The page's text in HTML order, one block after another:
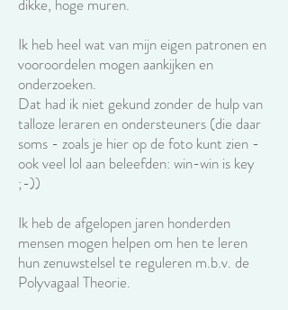
dikke, hoge muren.
Ik heb heel wat van mijn eigen patronen en
vooroordelen mogen aankijken en
onderzoeken.
Dat had ik niet gekund zonder de hulp van
talloze leraren en ondersteuners (die daar
soms - zoals je hier op de foto kunt zien -
ook veel lol aan beleefden: win-win is key
;-))
Ik heb de afgelopen jaren honderden
mensen mogen helpen om hen te leren
hun zenuwstelsel te reguleren m.b.v. de
Polyvagaal Theorie.